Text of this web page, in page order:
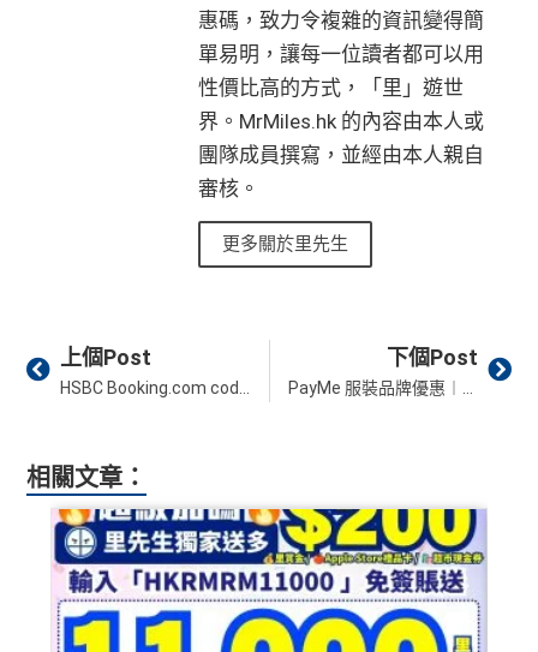
惠碼，致力令複雜的資訊變得簡
單易明，讓每一位讀者都可以用
性價比高的方式，「里」遊世
界。MrMiles.hk 的內容由本人或
團隊成員撰寫，並經由本人親自
審核。
更多關於里先生
Prev
上個Post 下個Post
相關文章：